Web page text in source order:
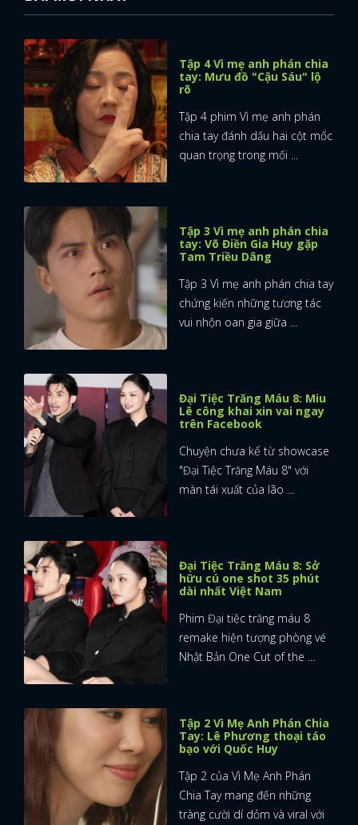
Tập 4 Vì mẹ anh phán chia
tay: Mưu đồ "Cậu Sáu" lộ
rõ
Tập 4 phim Vì mẹ anh phán
chia tay đánh dấu hai cột mốc
quan trọng trong mối ...
Tập 3 Vì mẹ anh phán chia
tay: Võ Điền Gia Huy gặp
Tam Triều Dâng
Tập 3 Vì mẹ anh phán chia tay
chứng kiến những tương tác
vui nhộn oan gia giữa ...
Đại Tiệc Trăng Máu 8: Miu
Lê công khai xin vai ngay
trên Facebook
Chuyện chưa kể từ showcase
"Đại Tiệc Trăng Máu 8" với
màn tái xuất của lão ...
Đại Tiệc Trăng Máu 8: Sở
hữu cú one shot 35 phút
dài nhất Việt Nam
Phim Đại tiệc trăng máu 8
remake hiện tượng phòng vé
Nhật Bản One Cut of the ...
Tập 2 Vì Mẹ Anh Phán Chia
Tay: Lê Phương thoại táo
bạo với Quốc Huy
Tập 2 của Vì Mẹ Anh Phán
Chia Tay mang đến những
tràng cười dí dỏm và viral với